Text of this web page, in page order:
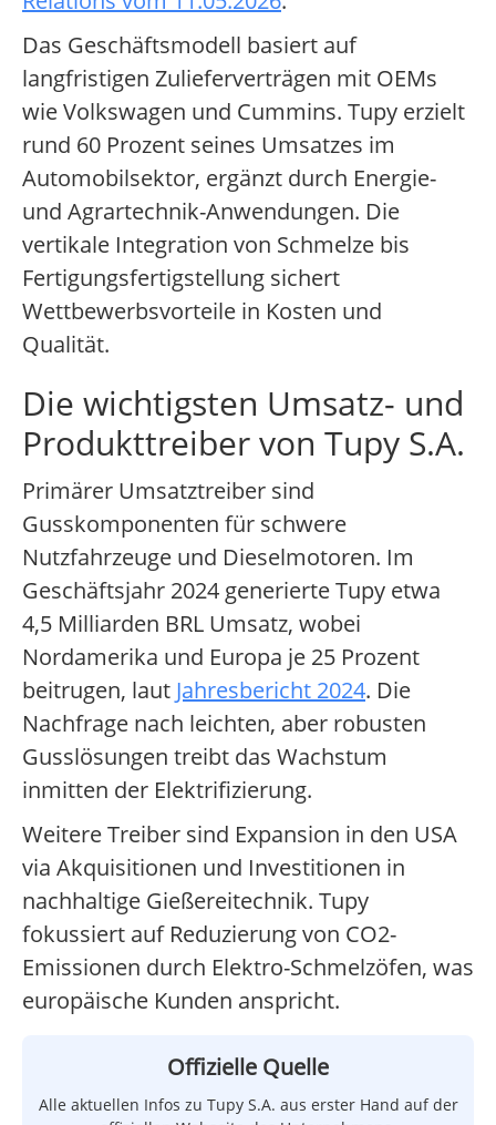
Das Geschäftsmodell basiert auf
langfristigen Zulieferverträgen mit OEMs
wie Volkswagen und Cummins. Tupy erzielt
rund 60 Prozent seines Umsatzes im
Automobilsektor, ergänzt durch Energie-
und Agrartechnik-Anwendungen. Die
vertikale Integration von Schmelze bis
Fertigungsfertigstellung sichert
Wettbewerbsvorteile in Kosten und
Qualität.
Die wichtigsten Umsatz- und
Produkttreiber von Tupy S.A.
Primärer Umsatztreiber sind
Gusskomponenten für schwere
Nutzfahrzeuge und Dieselmotoren. Im
Geschäftsjahr 2024 generierte Tupy etwa
4,5 Milliarden BRL Umsatz, wobei
Nordamerika und Europa je 25 Prozent
beitrugen, laut Jahresbericht 2024. Die
Nachfrage nach leichten, aber robusten
Gusslösungen treibt das Wachstum
inmitten der Elektrifizierung.
Weitere Treiber sind Expansion in den USA
via Akquisitionen und Investitionen in
nachhaltige Gießereitechnik. Tupy
fokussiert auf Reduzierung von CO2-
Emissionen durch Elektro-Schmelzöfen, was
europäische Kunden anspricht.
Offizielle Quelle
Alle aktuellen Infos zu Tupy S.A. aus erster Hand auf der